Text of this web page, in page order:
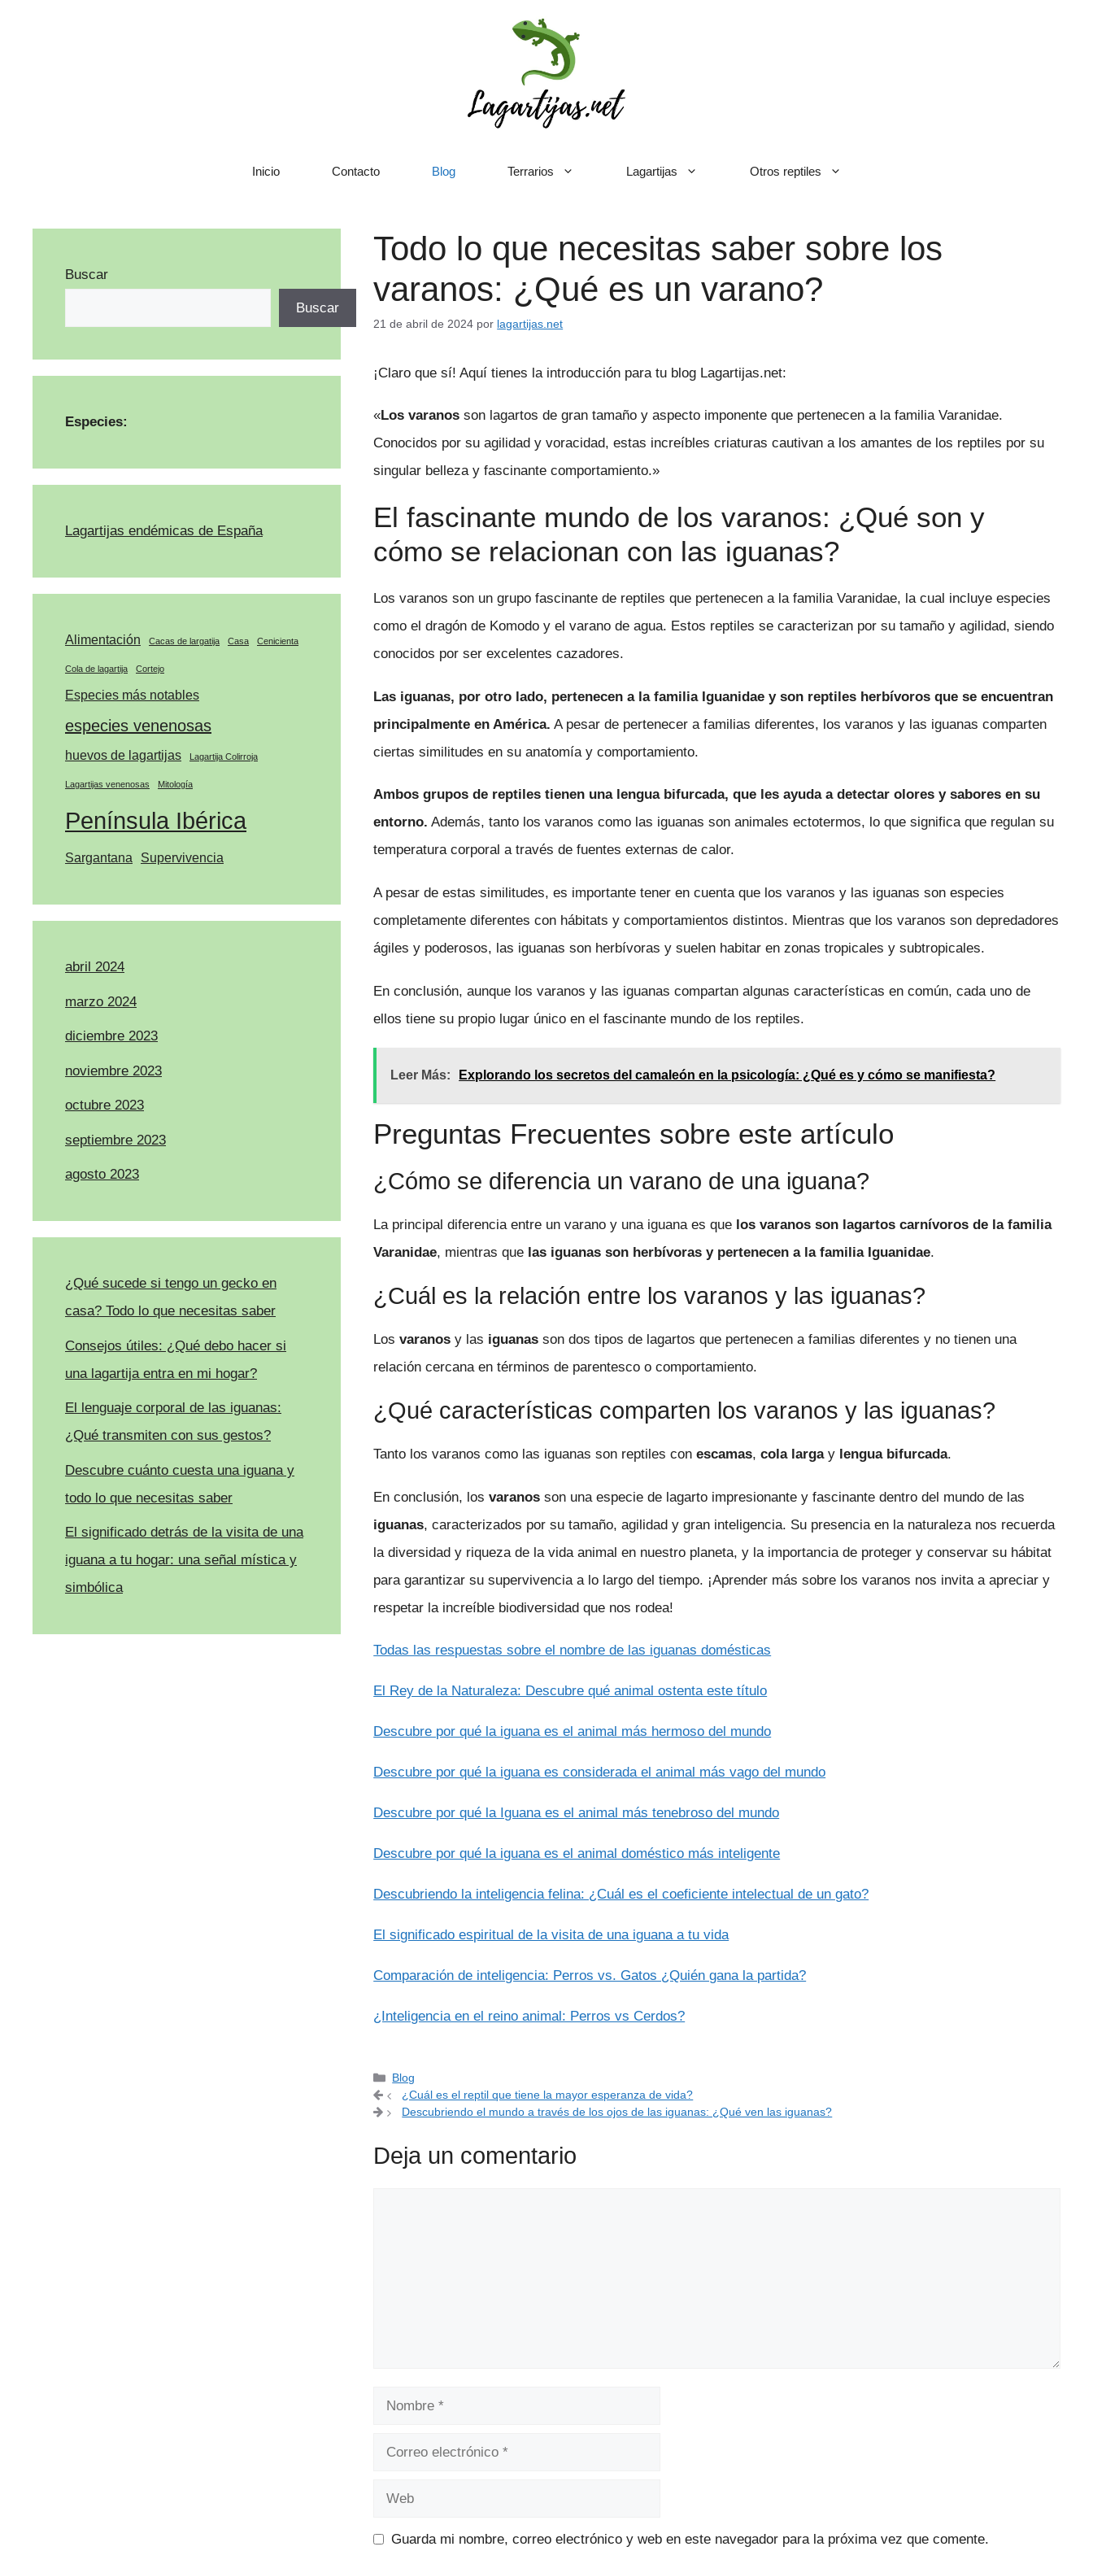
Inicio Contacto Blog Terrarios Lagartijas Otros reptiles
Todo lo que necesitas saber sobre los
varanos: ¿Qué es un varano?
21 de abril de 2024 por lagartijas.net
¡Claro que sí! Aquí tienes la introducción para tu blog Lagartijas.net:
«Los varanos son lagartos de gran tamaño y aspecto imponente que pertenecen a la familia Varanidae.
Conocidos por su agilidad y voracidad, estas increíbles criaturas cautivan a los amantes de los reptiles por su
singular belleza y fascinante comportamiento.»
El fascinante mundo de los varanos: ¿Qué son y
cómo se relacionan con las iguanas?
Los varanos son un grupo fascinante de reptiles que pertenecen a la familia Varanidae, la cual incluye especies
como el dragón de Komodo y el varano de agua. Estos reptiles se caracterizan por su tamaño y agilidad, siendo
conocidos por ser excelentes cazadores.
Las iguanas, por otro lado, pertenecen a la familia Iguanidae y son reptiles herbívoros que se encuentran
principalmente en América. A pesar de pertenecer a familias diferentes, los varanos y las iguanas comparten
ciertas similitudes en su anatomía y comportamiento.
Ambos grupos de reptiles tienen una lengua bifurcada, que les ayuda a detectar olores y sabores en su
entorno. Además, tanto los varanos como las iguanas son animales ectotermos, lo que significa que regulan su
temperatura corporal a través de fuentes externas de calor.
A pesar de estas similitudes, es importante tener en cuenta que los varanos y las iguanas son especies
completamente diferentes con hábitats y comportamientos distintos. Mientras que los varanos son depredadores
ágiles y poderosos, las iguanas son herbívoras y suelen habitar en zonas tropicales y subtropicales.
En conclusión, aunque los varanos y las iguanas compartan algunas características en común, cada uno de
ellos tiene su propio lugar único en el fascinante mundo de los reptiles.
Leer Más: Explorando los secretos del camaleón en la psicología: ¿Qué es y cómo se manifiesta?
Preguntas Frecuentes sobre este artículo
¿Cómo se diferencia un varano de una iguana?
La principal diferencia entre un varano y una iguana es que los varanos son lagartos carnívoros de la familia
Varanidae, mientras que las iguanas son herbívoras y pertenecen a la familia Iguanidae.
¿Cuál es la relación entre los varanos y las iguanas?
Losvaranos y las iguanas son dos tipos de lagartos que pertenecen a familias diferentes y no tienen una
relación cercana en términos de parentesco o comportamiento.
¿Qué características comparten los varanos y las iguanas?
Tanto los varanos como las iguanas son reptiles conescamas,cola largay lengua bifurcada.
En conclusión, losvaranos son una especie de lagarto impresionante y fascinante dentro del mundo de las
iguanas, caracterizados por su tamaño, agilidad y gran inteligencia. Su presencia en la naturaleza nos recuerda
la diversidad y riqueza de la vida animal en nuestro planeta, y la importancia de proteger y conservar su hábitat
para garantizar su supervivencia a lo largo del tiempo. ¡Aprender más sobre los varanos nos invita a apreciar y
respetar la increíble biodiversidad que nos rodea!
Todas las respuestas sobre el nombre de las iguanas domésticas
El Rey de la Naturaleza: Descubre qué animal ostenta este título
Descubre por qué la iguana es el animal más hermoso del mundo
Descubre por qué la iguana es considerada el animal más vago del mundo
Descubre por qué la Iguana es el animal más tenebroso del mundo
Descubre por qué la iguana es el animal doméstico más inteligente
Descubriendo la inteligencia felina: ¿Cuál es el coeficiente intelectual de un gato?
El significado espiritual de la visita de una iguana a tu vida
Comparación de inteligencia: Perros vs. Gatos ¿Quién gana la partida?
¿Inteligencia en el reino animal: Perros vs Cerdos?
Categorías
Blog
¿Cuál es el reptil que tiene la mayor esperanza de vida?
Descubriendo el mundo a través de los ojos de las iguanas: ¿Qué ven las iguanas?
Deja un comentario
Nombre
Correo
Web
Guarda mi nombre, correo electrónico y web en este navegador para la próxima vez que comente.
Buscar
Buscar
Especies:
Lagartijas endémicas de España
Alimentación Cacas de largatija Casa Cenicienta
Cola de lagartija Cortejo
Especies más notables
especies venenosas
huevos de lagartijas Lagartija Colirroja
Lagartijas venenosas Mitología
Península Ibérica
Sargantana Supervivencia
abril 2024
marzo 2024
diciembre 2023
noviembre 2023
octubre 2023
septiembre 2023
agosto 2023
¿Qué sucede si tengo un gecko en
casa? Todo lo que necesitas saber
Consejos útiles: ¿Qué debo hacer si
una lagartija entra en mi hogar?
El lenguaje corporal de las iguanas:
¿Qué transmiten con sus gestos?
Descubre cuánto cuesta una iguana y
todo lo que necesitas saber
El significado detrás de la visita de una
iguana a tu hogar: una señal mística y
simbólica